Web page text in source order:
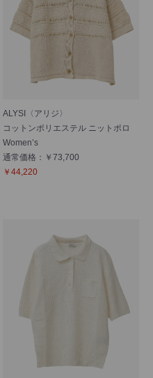
ALYSI〈アリジ〉
コットンポリエステル ニットポロ
Women’s
通常価格：￥73,700
￥44,220